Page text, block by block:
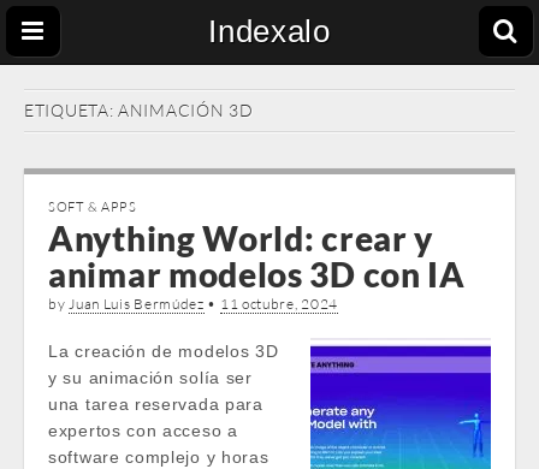
Indexalo
ETIQUETA: ANIMACIÓN 3D
SOFT & APPS
Anything World: crear y
animar modelos 3D con IA
byJuan Luis Bermúdez • 11 octubre, 2024
La creación de modelos 3D
y su animación solía ser
una tarea reservada para
expertos con acceso a
software complejo y horas